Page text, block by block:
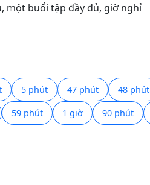
một buổi tập đầy đủ, giờ nghỉ
5 phút 47 phút 48 phút
59 phút 1 giờ 90 phút